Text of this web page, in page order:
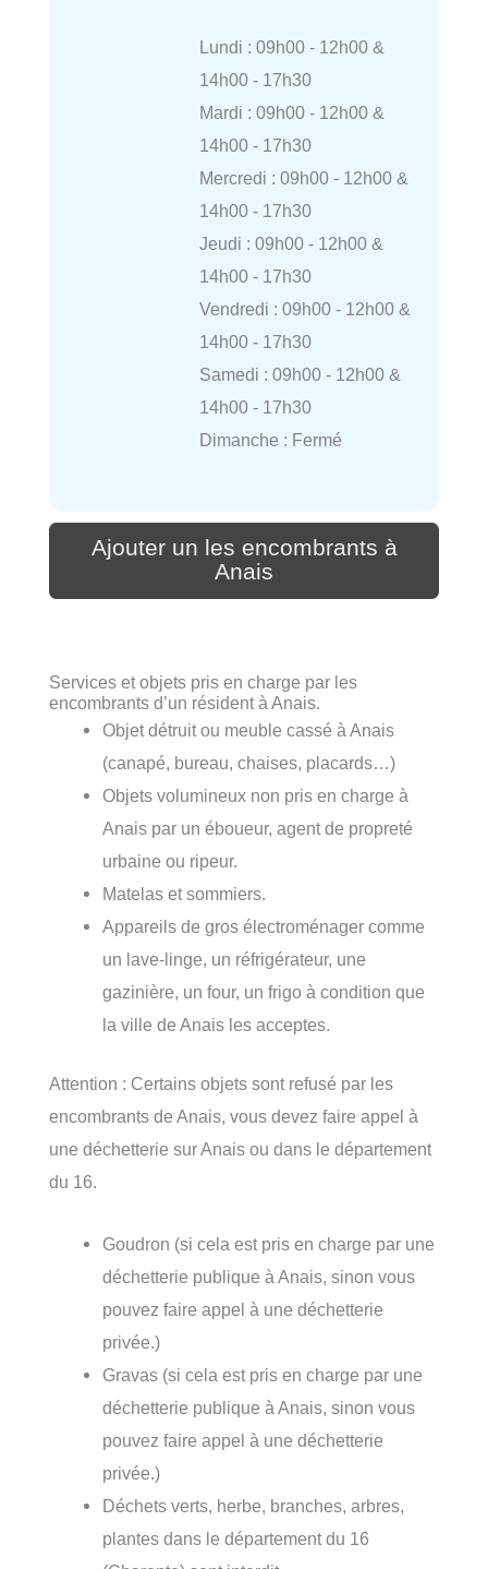
Lundi : 09h00 - 12h00 &
14h00 - 17h30
Mardi : 09h00 - 12h00 &
14h00 - 17h30
Mercredi : 09h00 - 12h00 &
14h00 - 17h30
Jeudi : 09h00 - 12h00 &
14h00 - 17h30
Vendredi : 09h00 - 12h00 &
14h00 - 17h30
Samedi : 09h00 - 12h00 &
14h00 - 17h30
Dimanche : Fermé
Ajouter un les encombrants à
Anais
Services et objets pris en charge par les
encombrants d’un résident à Anais.
Objet détruit ou meuble cassé à Anais
(canapé, bureau, chaises, placards…)
Objets volumineux non pris en charge à
Anais par un éboueur, agent de propreté
urbaine ou ripeur.
Matelas et sommiers.
Appareils de gros électroménager comme
un lave-linge, un réfrigérateur, une
gazinière, un four, un frigo à condition que
la ville de Anais les acceptes.
Attention : Certains objets sont refusé par les
encombrants de Anais, vous devez faire appel à
une déchetterie sur Anais ou dans le département
du 16.
Goudron (si cela est pris en charge par une
déchetterie publique à Anais, sinon vous
pouvez faire appel à une déchetterie
privée.)
Gravas (si cela est pris en charge par une
déchetterie publique à Anais, sinon vous
pouvez faire appel à une déchetterie
privée.)
Déchets verts, herbe, branches, arbres,
plantes dans le département du 16